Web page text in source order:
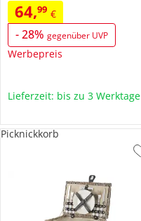
64,99 €
-28% gegenüber UVP
Werbepreis
Lieferzeit: bis zu 3 Werktage
Picknickkorb